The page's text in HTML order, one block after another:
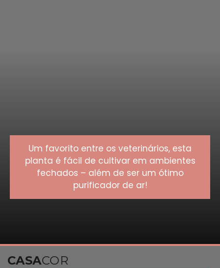
Um favorito entre os veterinários, esta
planta é fácil de cultivar em ambientes
fechados – além de ser um ótimo
purificador de ar!
CASACOR